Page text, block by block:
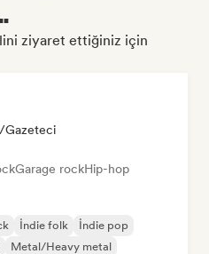
ziyaret ettiğiniz için
Gazeteci
Garage rockHip-hop
İndie folk
İndie pop
Metal/Heavy metal